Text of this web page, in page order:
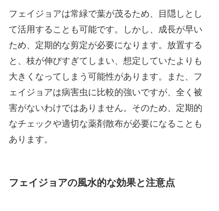
フェイジョアは常緑で葉が茂るため、目隠しとし
て活用することも可能です。しかし、成長が早い
ため、定期的な剪定が必要になります。放置する
と、枝が伸びすぎてしまい、想定していたよりも
大きくなってしまう可能性があります。また、フ
ェイジョアは病害虫に比較的強いですが、全く被
害がないわけではありません。そのため、定期的
なチェックや適切な薬剤散布が必要になることも
あります。
フェイジョアの風水的な効果と注意点